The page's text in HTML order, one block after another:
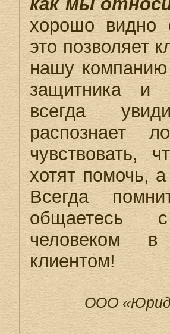
хорошо видно
это позволяет
нашу компанию
защитника и
всегда
распознает
чувствовать,
хотят помочь,
Всегда
общаетесь
человеком
клиентом!
ООО